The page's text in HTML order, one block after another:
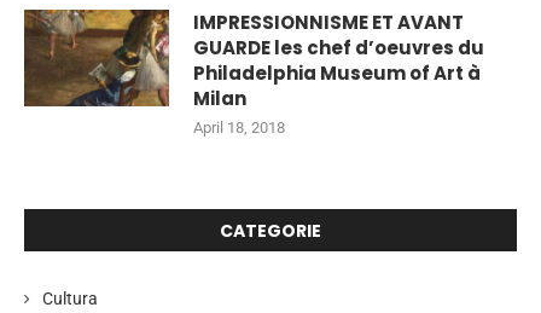
IMPRESSIONNISME ET AVANT
GUARDE les chef d’oeuvres du
Philadelphia Museum of Art à
Milan
April 18, 2018
CATEGORIE
Cultura